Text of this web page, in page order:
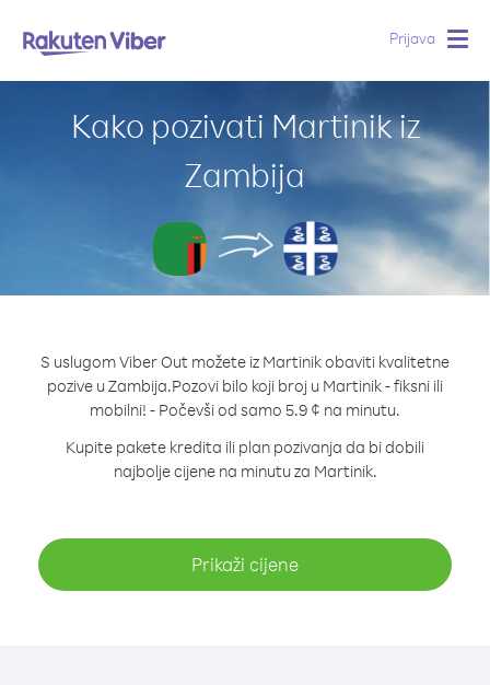
Prijava
Kako pozivati Martinik iz
Zambija
S uslugom Viber Out možete iz Martinik obaviti kvalitetne
pozive u Zambija.Pozovi bilo koji broj u Martinik - fiksni ili
mobilni! - Počevši od samo 5.9 ¢ na minutu.
Kupite pakete kredita ili plan pozivanja da bi dobili
najbolje cijene na minutu za Martinik.
Prikaži cijene